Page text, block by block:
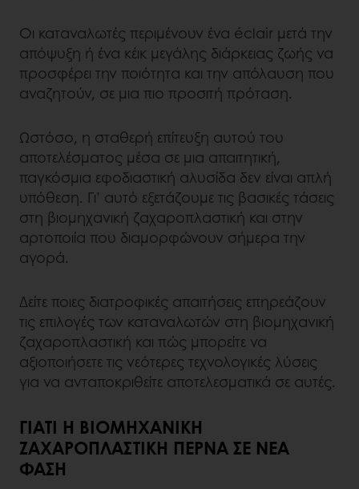
Οι καταναλωτές περιμένουν ένα éclair μετά την
απόψυξη ή ένα κέικ μεγάλης διάρκειας ζωής να
προσφέρει την ποιότητα και την απόλαυση που
αναζητούν, σε μια πιο προσιτή πρόταση.
Ωστόσο, η σταθερή επίτευξη αυτού του
αποτελέσματος μέσα σε μια απαιτητική,
παγκόσμια εφοδιαστική αλυσίδα δεν είναι απλή
υπόθεση. Γι’ αυτό εξετάζουμε τις βασικές τάσεις
στη βιομηχανική ζαχαροπλαστική και στην
αρτοποιία που διαμορφώνουν σήμερα την
αγορά.
Δείτε ποιες διατροφικές απαιτήσεις επηρεάζουν
τις επιλογές των καταναλωτών στη βιομηχανική
ζαχαροπλαστική και πώς μπορείτε να
αξιοποιήσετε τις νεότερες τεχνολογικές λύσεις
για να ανταποκριθείτε αποτελεσματικά σε αυτές.
ΓΙΑΤΊ Η ΒΙΟΜΗΧΑΝΙΚΉ
ΖΑΧΑΡΟΠΛΑΣΤΙΚΉ ΠΕΡΝΆ ΣΕ ΝΈΑ
ΦΆΣΗ